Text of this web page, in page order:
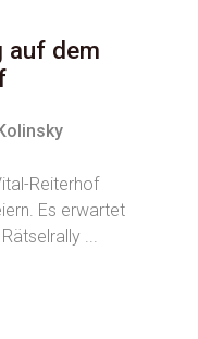
auf dem
Reiterhof
Es erwartet
...